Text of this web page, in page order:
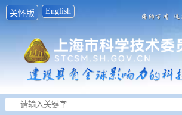
关怀版 English